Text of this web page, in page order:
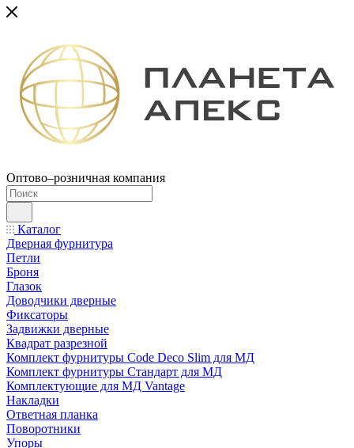
Оптово–розничная компания
Каталог
Дверная фурнитура
Петли
Броня
Глазок
Доводчики дверные
Фиксаторы
Задвижки дверные
Квадрат разрезной
Комплект фурнитуры Code Deco Slim для МД
Комплект фурнитуры Стандарт для МД
Комплектующие для МД Vantage
Накладки
Ответная планка
Поворотники
Упоры